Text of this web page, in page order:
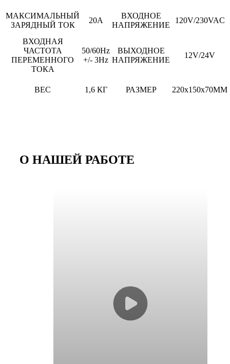
МАКСИМАЛЬНЫЙ
ЗАРЯДНЫЙ ТОК
20А
ВХОДНОЕ
НАПРЯЖЕНИЕ
120V/230VAC
ВХОДНАЯ
ЧАСТОТА
ПЕРЕМЕННОГО
ТОКА
50/60Hz
+/- 3Hz
ВЫХОДНОЕ
НАПРЯЖЕНИЕ
12V/24V
ВЕС 1,6 КГ РАЗМЕР 220x150x70MM
О НАШЕЙ РАБОТЕ